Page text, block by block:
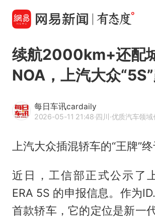
续航2000km+还配
NOA，上汽大众
每日车讯cardaily
2026-05-11 21:48·四川·优质汽车领域创
上汽大众插混轿车的“王牌”终
近日，工信部正式公示了
ERA 5S 的申报信息。作为
首款轿车，它的定位是新一